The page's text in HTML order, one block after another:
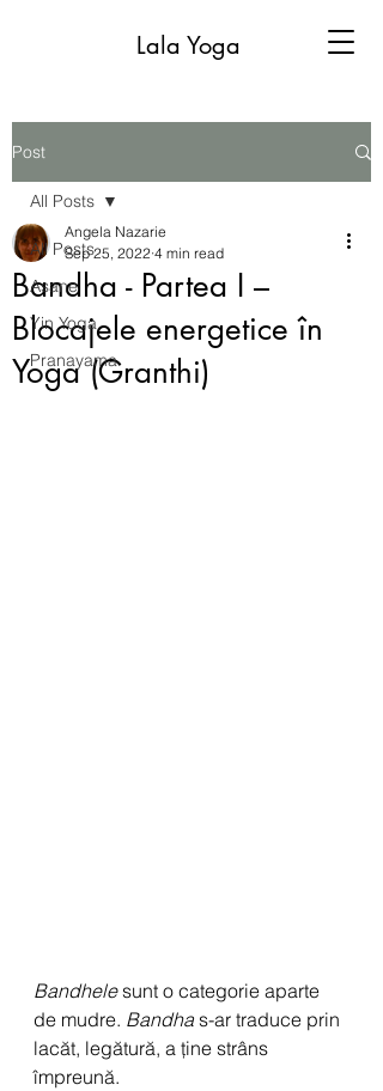
Lala Yoga
Post
All Posts
Asane
Yin Yoga
Pranayama
All Posts
Bandha - Partea I –
Blocajele energetice în
Yoga (Granthi)
Angela Nazarie
Sep 25, 2022 4 min read
Bandhele sunt o categorie aparte
de mudre. Bandha s-ar traduce prin
lacăt, legătură, a ține strâns
împreună.